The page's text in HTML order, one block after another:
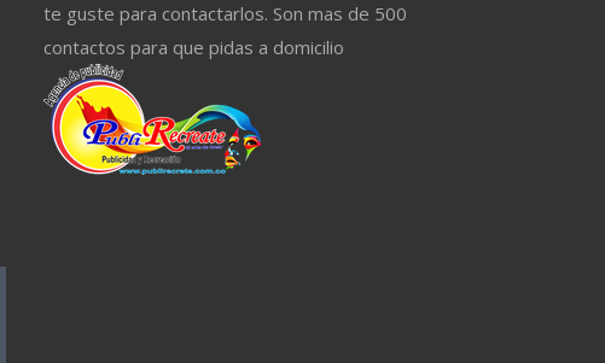
te guste para contactarlos. Son mas de 500
contactos para que pidas a domicilio